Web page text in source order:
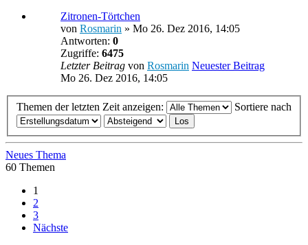
Zitronen-Törtchen
von Rosmarin » Mo 26. Dez 2016, 14:05
Antworten: 0
Zugriffe: 6475
Letzter Beitrag von Rosmarin Neuester Beitrag
Mo 26. Dez 2016, 14:05
Themen der letzten Zeit anzeigen: Sortiere nach
Neues Thema
60 Themen
1
2
3
Nächste